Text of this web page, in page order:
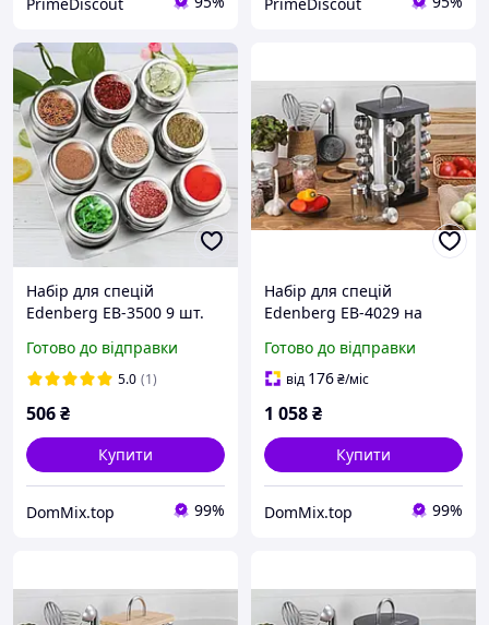
Набір для спецій
Edenberg EB-3500 9 шт.
підставка
Готово до відправки
5.0 (1)
506₴
Купити
DomMix.top 99%
Набір для спецій
Edenberg EB-4029 на
обертається, 17
предметів (Квадратна)
Готово до відправки
від 176₴/міс
1 058₴
Купити
DomMix.top 99%